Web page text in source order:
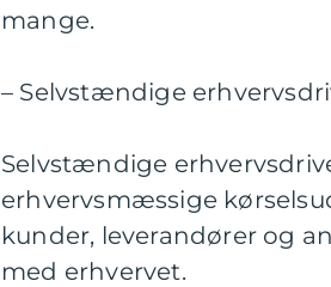
mange.
– Selvstændige
Selvstændige
erhvervsmæssige
kunder, leverandører og
med erhvervet.